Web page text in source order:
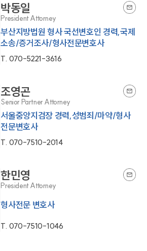
박동일
President Attorney
부산지방법원 형사 국선변호인 경력,국제
소송/증거조사/형사전문변호사
T. 070-5221-3616
조영곤
Senior Partner Attorney
서울중앙지검장 경력,성범죄/마약/형사
전문변호사
T. 070-7510-2014
한민영
President Attorney
형사전문 변호사
T. 070-7510-1046